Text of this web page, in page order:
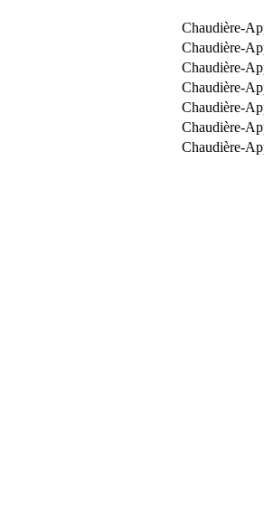
Chaudière-
Chaudière-
Chaudière-
Chaudière-
Chaudière-
Chaudière-
Chaudière-